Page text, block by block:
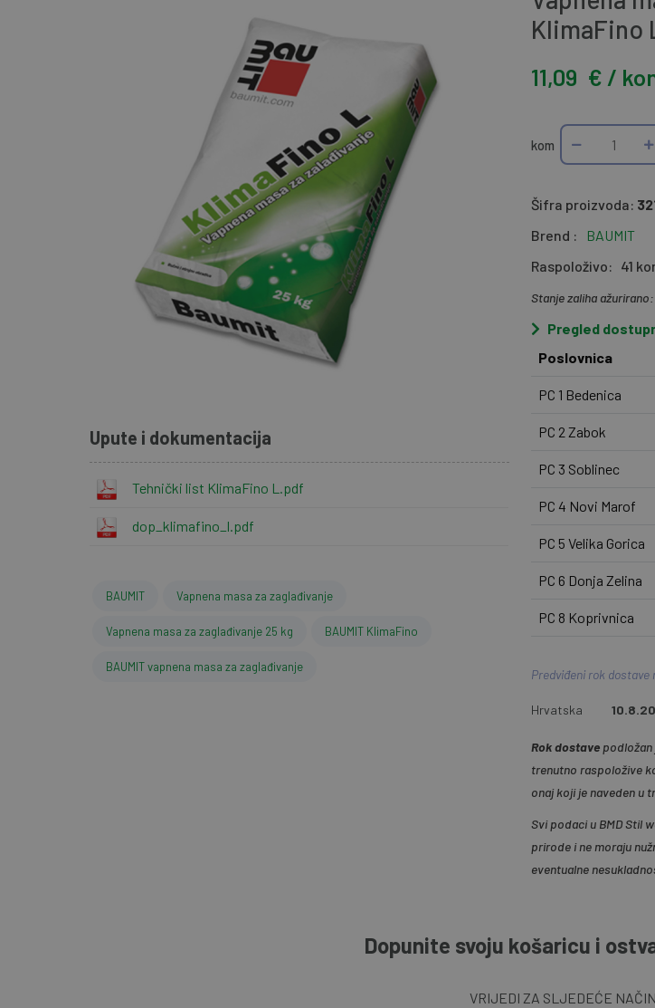
Upute i dokumentacija
Tehnički list KlimaFino L.pdf
dop_klimafino_l.pdf
BAUMIT Vapnena masa za zaglađivanje
Vapnena masa za zaglađivanje 25 kg BAUMIT KlimaFino
BAUMIT vapnena masa za zaglađivanje
KlimaFino
11,09 € /
kom
Šifra proizvoda:
Brend :
BAUMIT
Raspoloživo: 41
Stanje zaliha
Pregled
Poslovnica
PC 1 Bedenica
PC 2 Zabok
PC 3 Soblinec
PC 4 Novi Marof
PC 5 Velika Gorica
PC 6 Donja Zelina
PC 8 Koprivnica
Predviđeni rok dostave
Hrvatska
Rok dostavepodložan
trenutno raspoložive
onaj koji je naveden u
Svi podaci u BMD Stil
prirode i ne moraju
eventualne
Dopunite svoju košaricu i
VRIJEDI ZA SLJEDEĆE